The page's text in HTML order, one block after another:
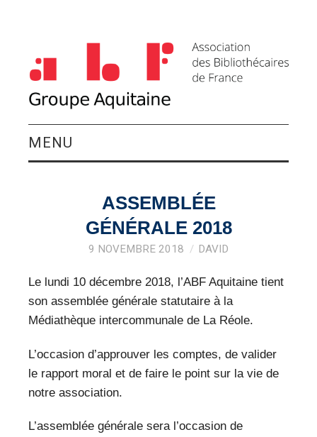
MENU
ACTIVITÉS DU
GROUPE
AGENDA
VEILLE PRO
RESSOURCES
OFFRES D’EMPLOIS
ASSEMBLÉE
GÉNÉRALE 2018
9 NOVEMBRE 2018 DAVID
Le lundi 10 décembre 2018, l’ABF Aquitaine tient
son assemblée générale statutaire à la
Médiathèque intercommunale de La Réole.
L’occasion d’approuver les comptes, de valider
le rapport moral et de faire le point sur la vie de
notre association.
L’assemblée générale sera l’occasion de